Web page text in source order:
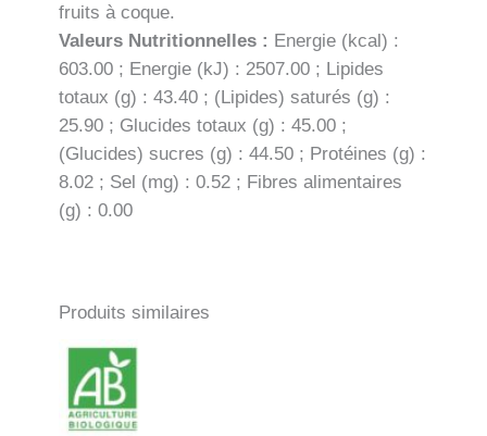
fruits à coque.
Valeurs Nutritionnelles : Energie (kcal) :
603.00 ; Energie (kJ) : 2507.00 ; Lipides
totaux (g) : 43.40 ; (Lipides) saturés (g) :
25.90 ; Glucides totaux (g) : 45.00 ;
(Glucides) sucres (g) : 44.50 ; Protéines (g) :
8.02 ; Sel (mg) : 0.52 ; Fibres alimentaires
(g) : 0.00
Produits similaires